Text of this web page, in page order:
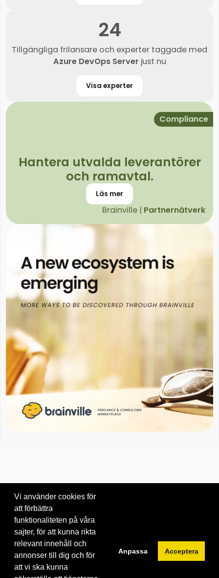
24
Tillgängliga frilansare och experter taggade med
Azure DevOps Server just nu
Visa experter
Compliance
Hantera utvalda leverantörer
och ramavtal.
Läs mer
Brainville | Partnernätverk
© 2026 Brainville AB. |Villkor för tjänsten
Byt språk:
Vi använder cookies för
att förbättra
funktionaliteten på våra
sajter, för att kunna rikta
relevant innehåll och
annonser till dig och för
att vi ska kunna
Anpassa Acceptera